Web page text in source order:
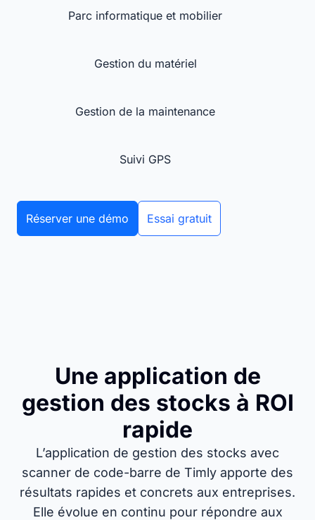
Parc informatique et mobilier
Gestion du matériel
Gestion de la maintenance
Suivi GPS
Réserver une démo Essai gratuit
Une application de
gestion des stocks à ROI
rapide
L’application de gestion des stocks avec
scanner de code-barre de Timly apporte des
résultats rapides et concrets aux entreprises.
Elle évolue en continu pour répondre aux